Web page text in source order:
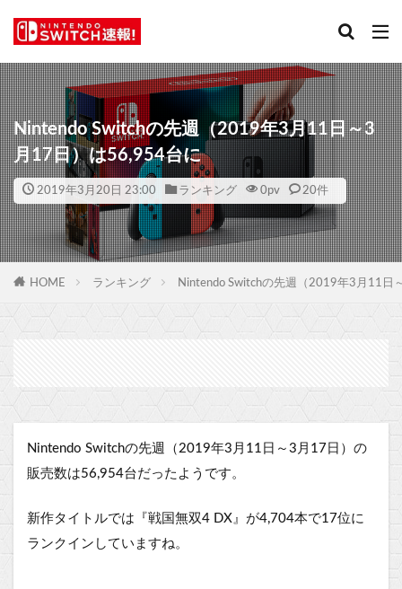
Nintendo Switchの先週（2019年3月11日～3
月17日）は56,954台に
2019年3月20日 23:00 ランキング 0pv 20件
HOME ランキング Nintendo Switchの先週（2019年3月11日
Nintendo Switchの先週（2019年3月11日～3月17日 ）の
販売数は56,954台だったようです。
新作タイトルでは『戦国無双4 DX』が4,704本で17位に
ランクインしていますね。